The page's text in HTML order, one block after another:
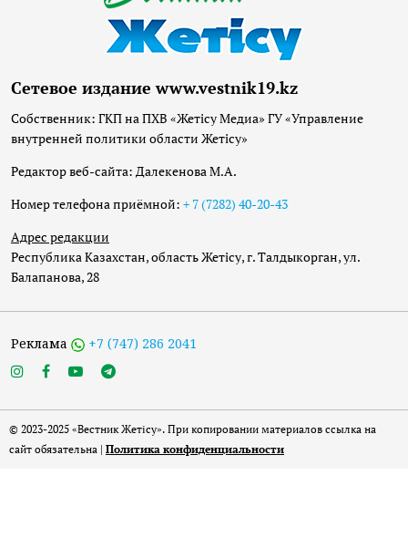
Сетевое издание www.vestnik19.kz
Собственник: ГКП на ПХВ «Жетісу Медиа» ГУ «Управление
внутренней политики области Жетісу»
Редактор веб-сайта: Далекенова М.А.
Номер телефона приёмной: + 7 (7282) 40-20-43
Адрес редакции
Республика Казахстан, область Жетісу, г. Талдыкорган, ул.
Балапанова, 28
Реклама +7 (747) 286 2041
© 2023-2025 «Вестник Жетісу». При копировании материалов ссылка на
сайт обязательна | Политика конфиденциальности